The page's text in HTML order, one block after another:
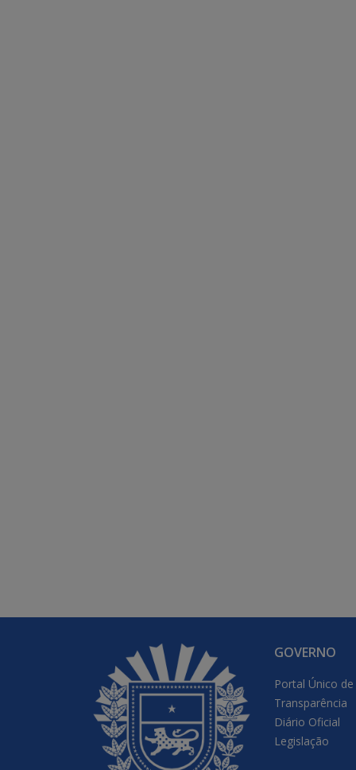
GOVERNO
Portal Único
Transparência
Diário Oficial
Legislação